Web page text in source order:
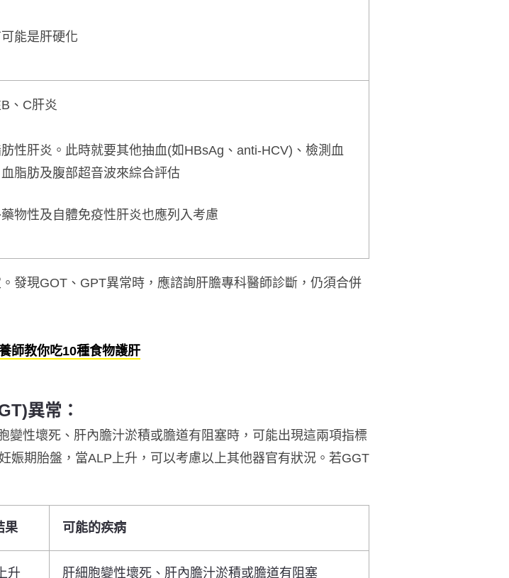
能是肝硬化
、C肝炎
性肝炎。此時就要其他抽血(如HBsAg、anti-HCV)、檢測血
脂肪及腹部超音波來綜合評估
物性及自體免疫性肝炎也應列入考慮
。發現GOT、GPT異常時，應諮詢肝膽專科醫師診斷，仍須合併
師教你吃10種食物護肝
異常：
變性壞死、肝內膽汁淤積或膽道有阻塞時，可能出現這兩項指標
娠期胎盤，當ALP上升，可以考慮以上其他器官有狀況。若GGT
果 可能的疾病
升 肝細胞變性壞死、肝內膽汁淤積或膽道有阻塞